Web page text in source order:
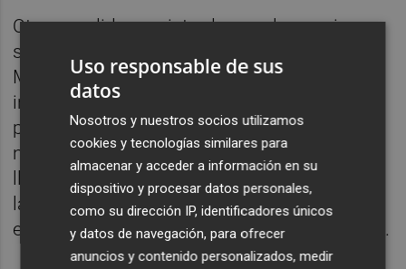
Otras medidas registradas por los socios
son acelerar la finalización del Corredor
Mediterráneo, que los PGE de 2023 incluyan
inversiones de transporte equivalentes al
peso poblacional, ejecutar las inversiones
necesarias en ferrocarriles posteriormente
llevar a cabo la cesión de Renfe Cercanías a
la Generalitat o que el Gobierno cumpla con
el pago del 50% del gasto de la dependencia.
Uso responsable de sus
datos
Nosotros y nuestros socios utilizamos
cookies y tecnologías similares para
almacenar y acceder a información en su
dispositivo y procesar datos personales,
como su dirección IP, identificadores únicos
y datos de navegación, para ofrecer
anuncios y contenido personalizados, medir